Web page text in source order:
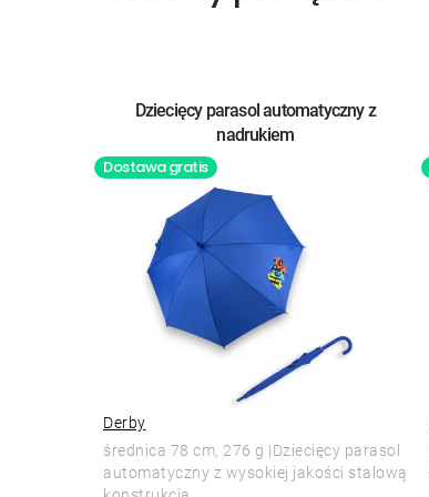
Dziecięcy parasol automatyczny z
nadrukiem
Dostawa gratis
Derby
średnica 78 cm, 276 g |Dziecięcy parasol
automatyczny z wysokiej jakości stalową